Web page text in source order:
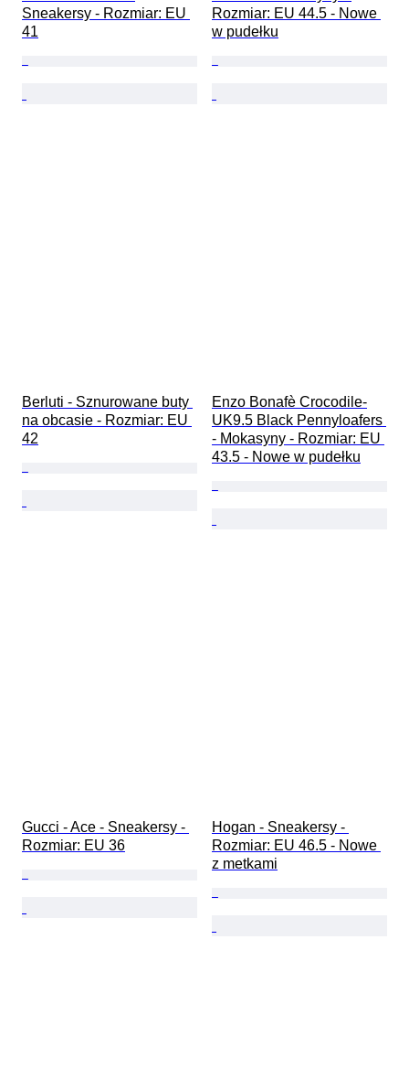
Sneakersy - Rozmiar: EU
41
Rozmiar: EU 44.5 - Nowe
w pudełku
Berluti - Sznurowane buty
na obcasie - Rozmiar: EU
42
Enzo Bonafè Crocodile-
UK9.5 Black Pennyloafers
- Mokasyny - Rozmiar: EU
43.5 - Nowe w pudełku
Gucci - Ace - Sneakersy -
Rozmiar: EU 36
Hogan - Sneakersy -
Rozmiar: EU 46.5 - Nowe
z metkami